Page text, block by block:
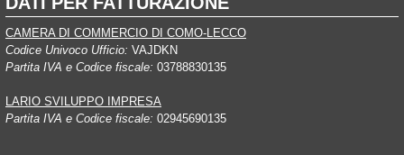
CAMERA DI COMMERCIO DI COMO-LECCO
Codice Univoco Ufficio: VAJDKN
Partita IVA e Codice fiscale: 03788830135
LARIO SVILUPPO IMPRESA
Partita IVA e Codice fiscale: 02945690135